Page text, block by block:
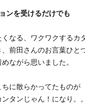
ンを受けるだけでも
くなる、ワクワクするカ
、前田さんのお言葉ひと
ながら思いました。
ちに散らかってたものが
タンじゃん！になり。。